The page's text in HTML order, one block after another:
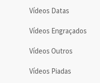
Vídeos Datas
Vídeos Engraçados
Vídeos Outros
Vídeos Piadas